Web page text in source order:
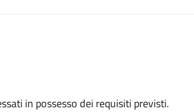
in possesso dei requisiti previsti.